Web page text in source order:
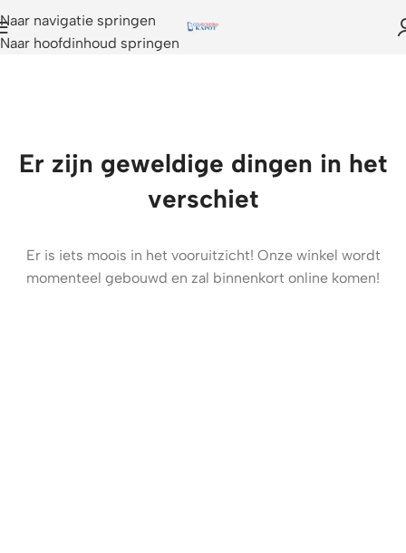
Naar navigatie springen
Naar hoofdinhoud springen
Er zijn geweldige dingen in het
verschiet
Er is iets moois in het vooruitzicht! Onze winkel wordt
momenteel gebouwd en zal binnenkort online komen!